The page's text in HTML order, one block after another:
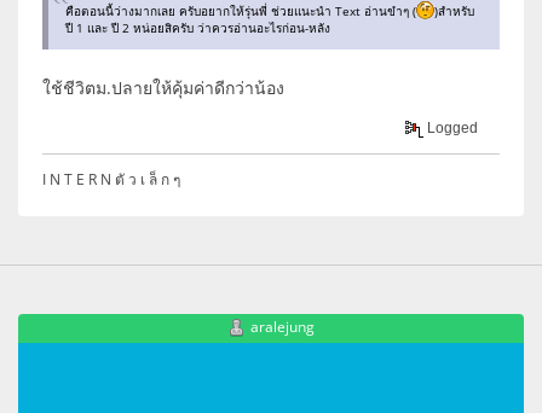
คือตอนนี้ว่างมากเลย ครับอยากให้รุ่นพี่ ช่วยแนะนำ Text อ่านขำๆ (
)สำหรับ
ปี 1 และ ปี 2 หน่อยสิครับ ว่าควรอ่านอะไรก่อน-หลัง
ใช้ชีวิตม.ปลายให้คุ้มค่าดีกว่าน้อง
Logged
I N T E R N ตั ว เ ล็ ก ๆ
aralejung